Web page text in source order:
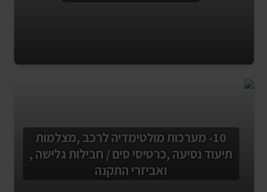
10- מערכות מולטימדיה לרכב ,מצלמות
תיעוד נסיעה ,כרטיסי סים / חבילות גלישה ,
ואביזרי התקנה